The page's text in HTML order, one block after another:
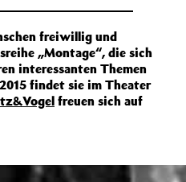
freiwillig und
„Montage“, die sich
interessanten Themen
findet sie im Theater
freuen sich auf